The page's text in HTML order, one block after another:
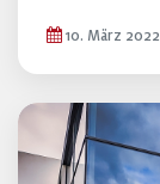
10. März 2022